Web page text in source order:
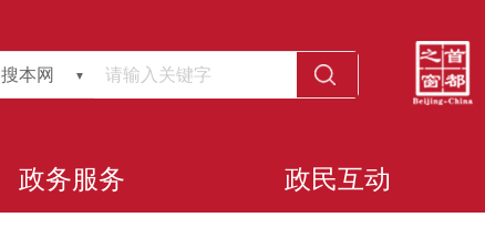
搜本网
政务服务 政民互动